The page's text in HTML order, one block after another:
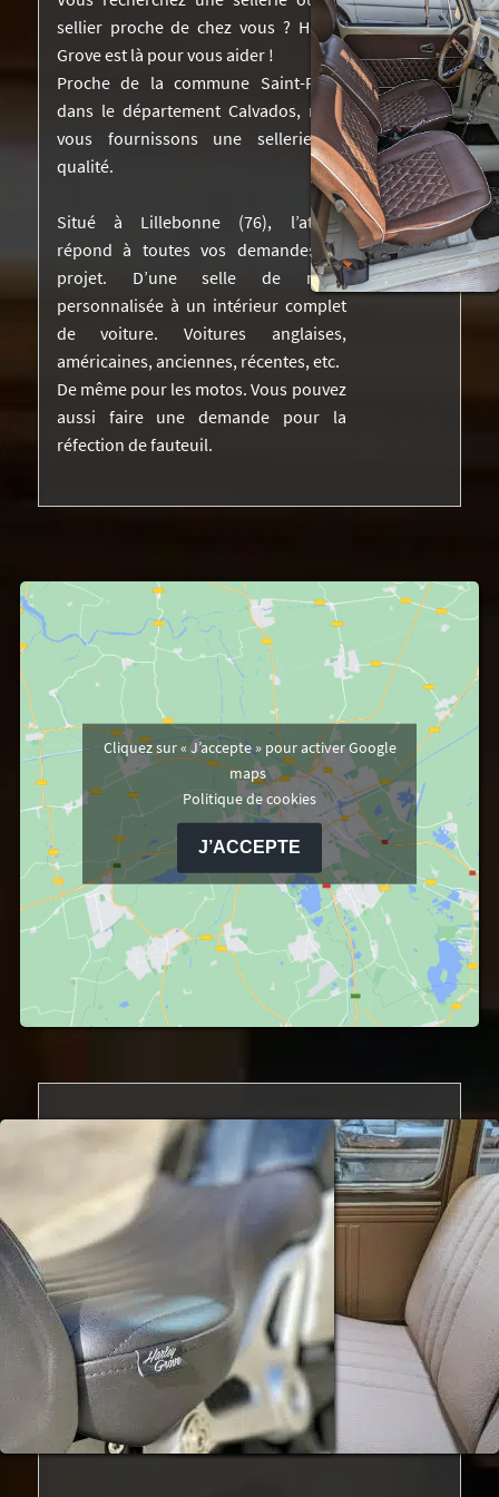
NOS RÉALISATIONS DANS LA PRESSE
DEVIS
CONTACTEZ-NOUS
sellier proche de chez vous ? Harley
Grove est là pour vous aider !
Proche de la commune Saint-Rémy
dans le département Calvados, nous
vous fournissons une sellerie de
qualité.
Situé à Lillebonne (76), l’atelier
répond à toutes vos demandes de
projet. D’une selle de moto
personnalisée à un intérieur complet
de voiture. Voitures anglaises,
américaines, anciennes, récentes, etc.
De même pour les motos. Vous pouvez
aussi faire une demande pour la
réfection de fauteuil.
Cliquez sur « J’accepte » pour activer Google
maps
Politique de cookies
J’ACCEPTE